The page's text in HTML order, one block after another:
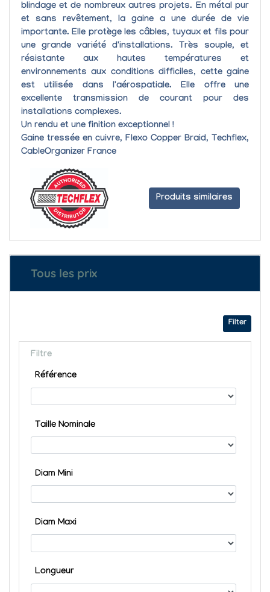
blindageet de nombreux autres projets. En métal pur
et sans revêtement, la gaine a unedurée de vie
importante. Elle protège les câbles, tuyaux et fils pour
une grande variété d'installations.
Très souple, et
résistante aux hautes températures et
environnements aux conditions difficiles, cette gaine
est utilisée dans l'aérospatiale. Elle offre une
excellente transmission de courant pour des
installations complexes.
Un rendu et une finition exceptionnel !
Gaine tressée en cuivre, Flexo Copper Braid, Techflex,
CableOrganizer France
Produits similaires
Tous les prix
Filter
Filtre
Référence
Taille Nominale
Diam Mini
Diam Maxi
Longueur